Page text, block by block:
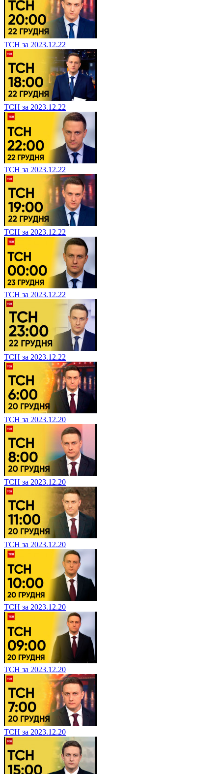
ТСН за 2023.12.22
ТСН за 2023.12.22
ТСН за 2023.12.22
ТСН за 2023.12.22
ТСН за 2023.12.22
ТСН за 2023.12.22
ТСН за 2023.12.20
ТСН за 2023.12.20
ТСН за 2023.12.20
ТСН за 2023.12.20
ТСН за 2023.12.20
ТСН за 2023.12.20